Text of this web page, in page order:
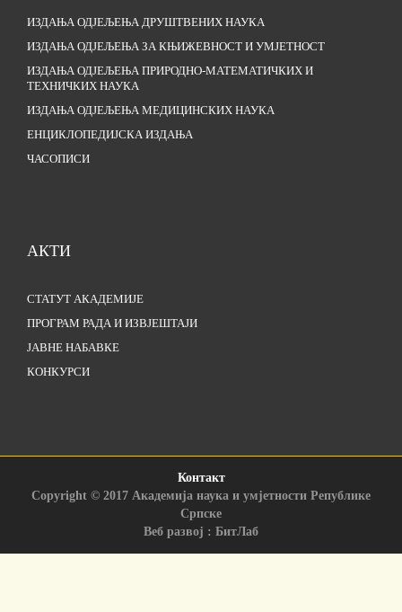
ИЗДАЊА ОДЈЕЉЕЊА ДРУШТВЕНИХ НАУКА
ИЗДАЊА ОДЈЕЉЕЊА ЗА КЊИЖЕВНОСТ И УМЈЕТНОСТ
ИЗДАЊА ОДЈЕЉЕЊА ПРИРОДНО-МАТЕМАТИЧКИХ И
ТЕХНИЧКИХ НАУКА
ИЗДАЊА ОДЈЕЉЕЊА МЕДИЦИНСКИХ НАУКА
ЕНЦИКЛОПЕДИЈСКА ИЗДАЊА
ЧАСОПИСИ
АКТИ
СТАТУТ АКАДЕМИЈЕ
ПРОГРАМ РАДА И ИЗВЈЕШТАЈИ
ЈАВНЕ НАБАВКЕ
КОНКУРСИ
Контакт
Copyright © 2017 Академија наука и умјетности Републике
Српске
Веб развој : БитЛаб